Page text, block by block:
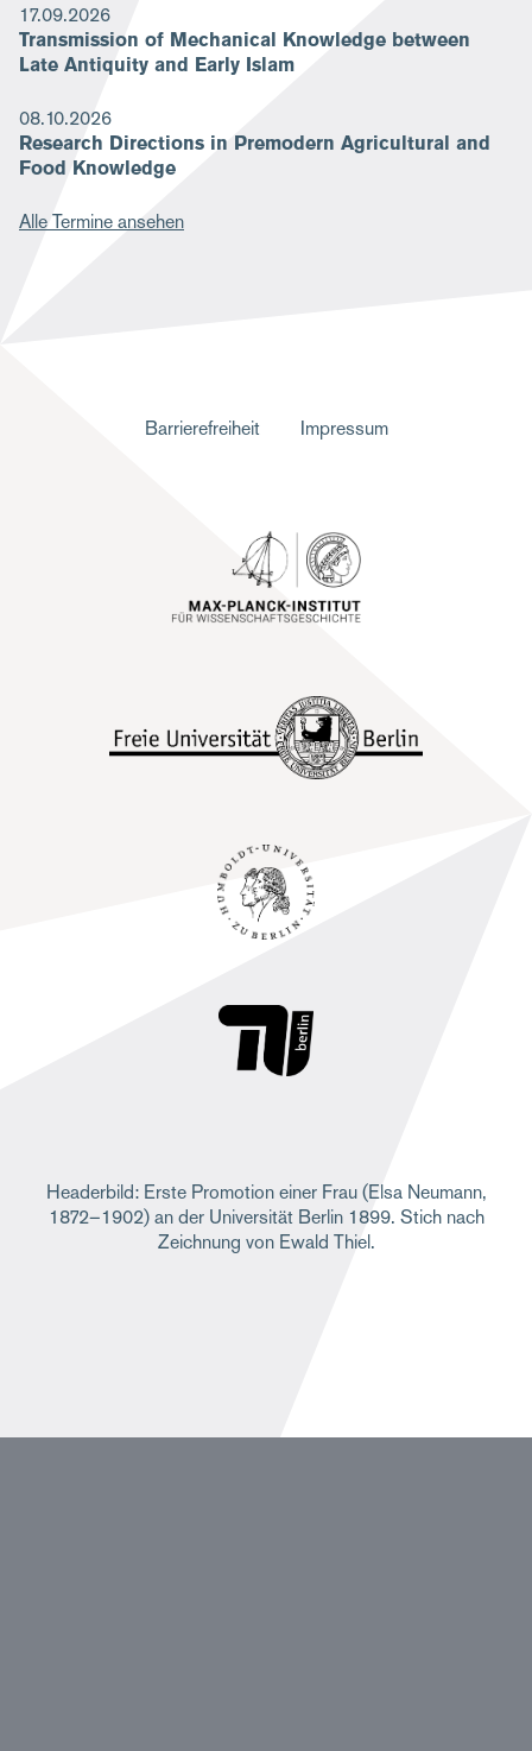
17.09.2026
Transmission of Mechanical Knowledge between
Late Antiquity and Early Islam
08.10.2026
Research Directions in Premodern Agricultural and
Food Knowledge
Alle Termine ansehen
Barrierefreiheit Impressum
Headerbild: Erste Promotion einer Frau (Elsa Neumann,
1872–1902) an der Universität Berlin 1899. Stich nach
Zeichnung von Ewald Thiel.